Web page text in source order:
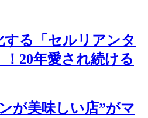
る「セルリアンタ
20年愛され続ける
が美味しい店”がマ